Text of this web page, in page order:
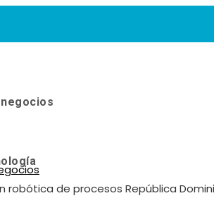
robótica de procesos República